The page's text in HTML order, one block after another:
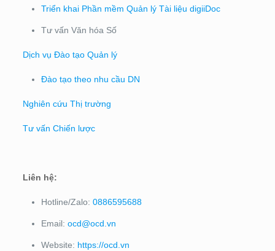
Triển khai Phần mềm Quản lý Tài liệu digiiDoc
Tư vấn Văn hóa Số
Dịch vụ Đào tạo Quản lý
Đào tạo theo nhu cầu DN
Nghiên cứu Thị trường
Tư vấn Chiến lược
Liên hệ:
Hotline/Zalo: 0886595688
Email: ocd@ocd.vn
Website: https://ocd.vn